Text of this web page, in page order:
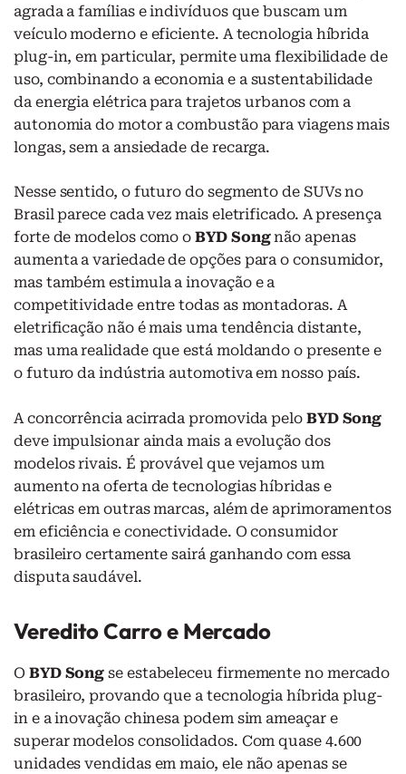
agrada a famílias e indivíduos que buscam um
veículo moderno e eficiente. A tecnologia híbrida
plug-in, em particular, permite uma flexibilidade de
uso, combinando a economia e a sustentabilidade
da energia elétrica para trajetos urbanos com a
autonomia do motor a combustão para viagens mais
longas, sem a ansiedade de recarga.
Nesse sentido, o futuro do segmento de SUVs no
Brasil parece cada vez mais eletrificado. A presença
forte de modelos como oBYD Songnão apenas
aumenta a variedade de opções para o consumidor,
mas também estimula a inovação e a
competitividade entre todas as montadoras. A
eletrificação não é mais uma tendência distante,
mas uma realidade que está moldando o presente e
o futuro da indústria automotiva em nosso país.
A concorrência acirrada promovida pelo BYD Song
deve impulsionar ainda mais a evolução dos
modelos rivais. É provável que vejamos um
aumento na oferta de tecnologias híbridas e
elétricas em outras marcas, além de aprimoramentos
em eficiência e conectividade. O consumidor
brasileiro certamente sairá ganhando com essa
disputa saudável.
Veredito Carro e Mercado
O BYD Song se estabeleceu firmemente no mercado
brasileiro, provando que a tecnologia híbrida plug-
in e a inovação chinesa podem sim ameaçar e
superar modelos consolidados. Com quase 4.600
unidades vendidas em maio, ele não apenas se